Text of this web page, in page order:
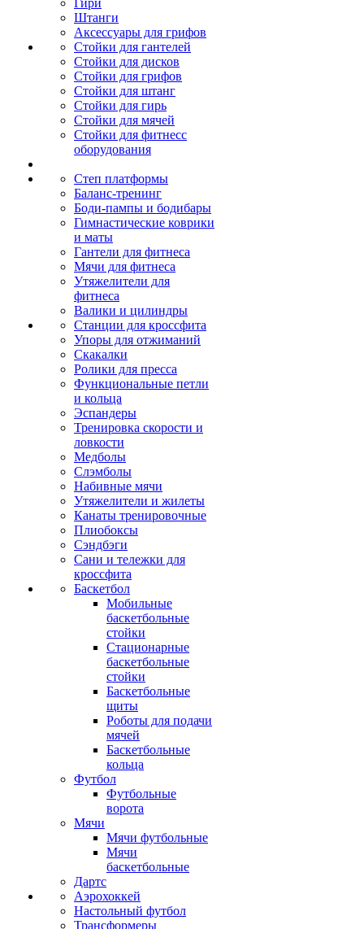
Гири
Штанги
Аксессуары для грифов
Стойки для гантелей
Стойки для дисков
Стойки для грифов
Стойки для штанг
Стойки для гирь
Стойки для мячей
Стойки для фитнесс
оборудования
Степ платформы
Баланс-тренинг
Боди-пампы и бодибары
Гимнастические коврики
и маты
Гантели для фитнеса
Мячи для фитнеса
Утяжелители для
фитнеса
Валики и цилиндры
Станции для кроссфита
Упоры для отжиманий
Скакалки
Ролики для пресса
Функциональные петли
и кольца
Эспандеры
Тренировка скорости и
ловкости
Медболы
Слэмболы
Набивные мячи
Утяжелители и жилеты
Канаты тренировочные
Плиобоксы
Сэндбэги
Сани и тележки для
кроссфита
Баскетбол
Мобильные
баскетбольные
стойки
Стационарные
баскетбольные
стойки
Баскетбольные
щиты
Роботы для подачи
мячей
Баскетбольные
кольца
Футбол
Футбольные
ворота
Мячи
Мячи футбольные
Мячи
баскетбольные
Дартс
Аэрохоккей
Настольный футбол
Трансформеры